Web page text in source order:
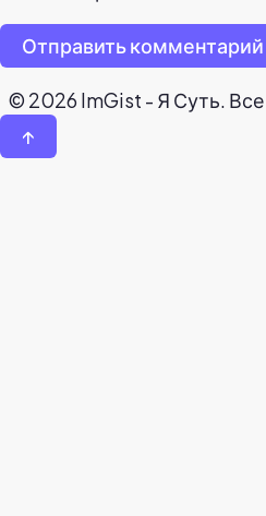
Отправить комментарий
© 2026 ImGist - Я Суть.
↑